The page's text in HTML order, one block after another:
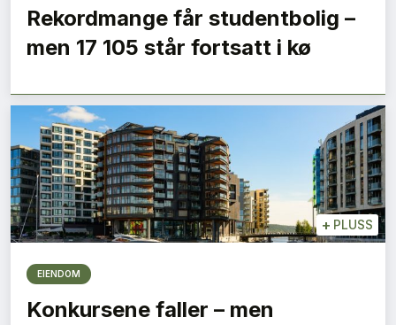
Rekordmange får studentbolig –
men 17 105 står fortsatt i kø
+ PLUSS
EIENDOM
Konkursene faller – men